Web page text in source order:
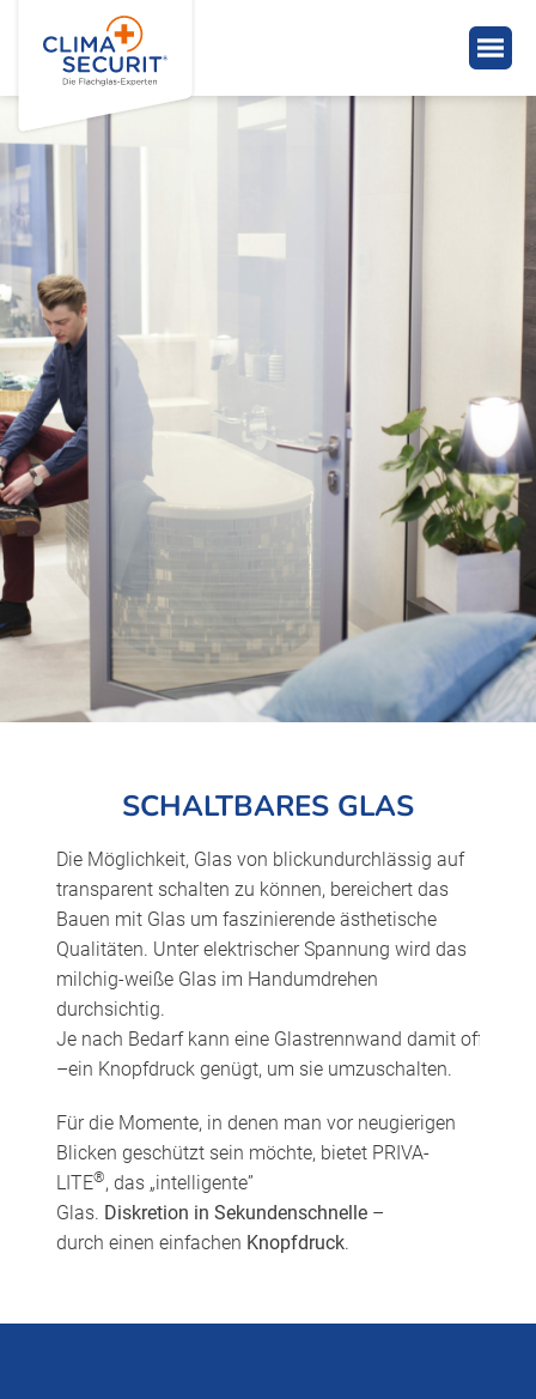
SCHALTBARES GLAS
Die Möglichkeit, Glas von blickundurchlässig auf
transparent schalten zu können, bereichert das
Bauen mit Glas um faszinierende ästhetische
Qualitäten. Unter elektrischer Spannung wird das
milchig-weiße Glas im Handumdrehen
durchsichtig.
Je nach Bedarf kann eine Glastrennwand damit offen
–ein Knopfdruck genügt, um sie umzuschalten.
Für die Momente, in denen man vor neugierigen
Blicken geschützt sein möchte, bietet PRIVA-
LITE®, das „intelligente”
Glas. Diskretion in Sekundenschnelle–
durch einen einfachen Knopfdruck.